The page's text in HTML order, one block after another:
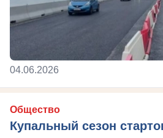
04.06.2026
Общество
Купальный сезон